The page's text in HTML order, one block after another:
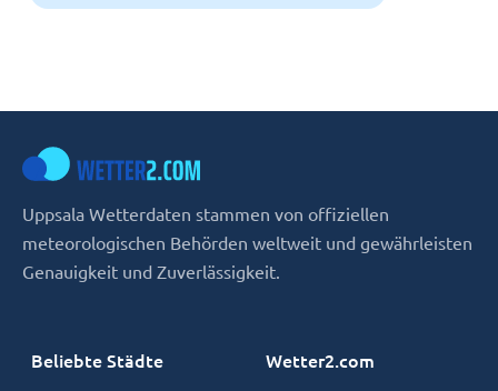
Uppsala Wetterdaten stammen von offiziellen
meteorologischen Behörden weltweit und gewährleisten
Genauigkeit und Zuverlässigkeit.
Beliebte Städte Wetter2.com